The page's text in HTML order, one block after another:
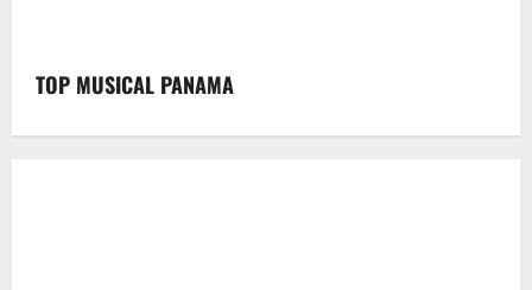
TOP MUSICAL PANAMA